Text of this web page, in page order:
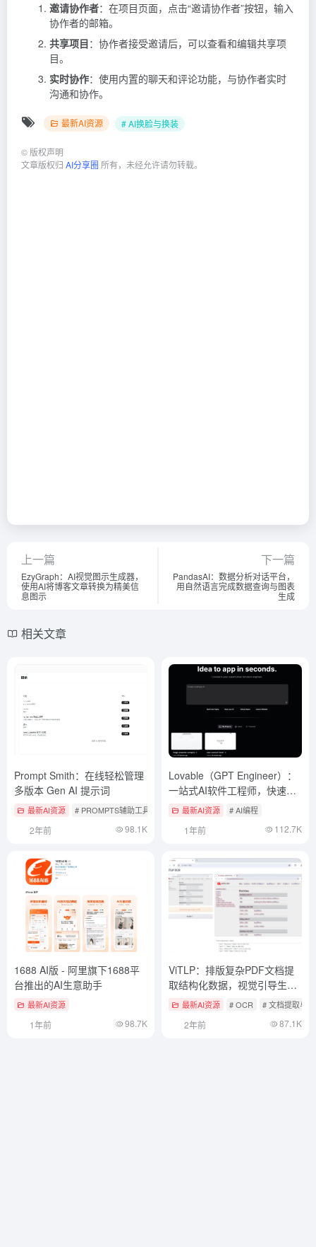
邀请协作者：在项目页面，点击“邀请协作者”按钮，输入
协作者的邮箱。
共享项目：协作者接受邀请后，可以查看和编辑共享项
目。
实时协作：使用内置的聊天和评论功能，与协作者实时
沟通和协作。
最新AI资源 # AI换脸与换装
© 版权声明
文章版权归 AI分享圈 所有，未经允许请勿转载。
上一篇
EzyGraph：AI视觉图示生成器，
使用AI将博客文章转换为精美信
息图示
下一篇
PandasAI：数据分析对话平台，
用自然语言完成数据查询与图表
生成
相关文章
Prompt Smith：在线轻松管理
多版本 Gen AI 提示词
最新AI资源 # PROMPTS辅助工具
2年前 98.1K
Lovable（GPT Engineer）：
一站式AI软件工程师，快速构
建网站和应用代码
最新AI资源 # AI编程
1年前 112.7K
1688 AI版 - 阿里旗下1688平
台推出的AI生意助手
最新AI资源
1年前 98.7K
ViTLP：排版复杂PDF文档提
取结构化数据，视觉引导生成
文本布局预训练模型
最新AI资源 # OCR # 文档提取与
2年前 87.1K